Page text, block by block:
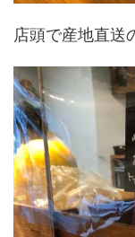
店頭で産地直送